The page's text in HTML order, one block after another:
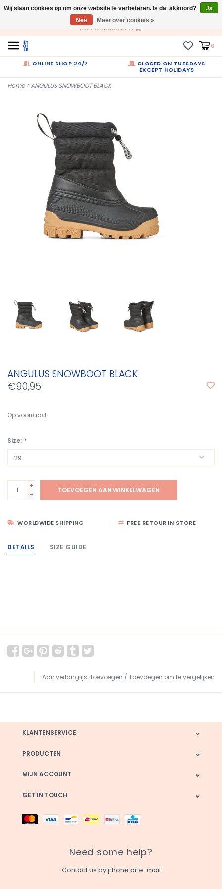
NL
Dumortierlaan 71
0
ONLINE SHOP 24/7
CLOSED ON TUESDAYS
EXCEPT HOLIDAYS
Home>ANGULUS SNOWBOOT BLACK
ANGULUS SNOWBOOT BLACK
€90,95
Op voorraad
Size: *
+
-
TOEVOEGEN AAN WINKELWAGEN
WORLDWIDE SHIPPING FREE RETOUR IN STORE
DETAILS SIZE GUIDE
Aan verlanglijst toevoegen / Toevoegen om te vergelijken
KLANTENSERVICE
PRODUCTEN
MIJN ACCOUNT
GET IN TOUCH
Need some help?
Contact us by phone or e-mail
Wij slaan cookies op om onze website te verbeteren. Is dat akkoord?
Ja
Nee
Meer over cookies »